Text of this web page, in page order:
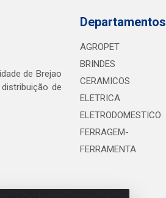
de Brejao
de
Departamentos
AGROPET
BRINDES
CERAMICOS
ELETRICA
ELETRODOMESTICO
FERRAGEM-
FERRAMENTA